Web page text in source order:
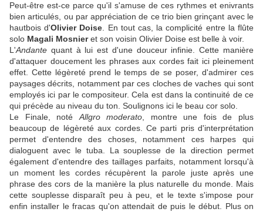
Peut-être est-ce parce qu'il s'amuse de ces rythmes et enivrants
bien articulés, ou par appréciation de ce trio bien grinçant avec le
hautbois d'Olivier Doise . En tout cas, la complicité entre la flûte
solo Magali Mosnieret son voisin Olivier Doise est belle à voir.
L'Andante quant à lui est d'une douceur infinie. Cette manière
d'attaquer doucement les phrases aux cordes fait ici pleinement
effet. Cette légèreté prend le temps de se poser, d'admirer ces
paysages décrits, notamment par ces cloches de vaches qui sont
employés ici par le compositeur. Cela est dans la continuité de ce
qui précède au niveau du ton. Soulignons ici le beau cor solo.
Le Finale, noté Allgro moderato , montre une fois de plus
beaucoup de légèreté aux cordes. Ce parti pris d'interprétation
permet d'entendre des choses, notamment ces harpes qui
dialoguent avec le tuba. La souplesse de la direction permet
également d'entendre des taillages parfaits, notamment lorsqu'à
un moment les cordes récupèrent la parole juste après une
phrase des cors de la manière la plus naturelle du monde. Mais
cette souplesse disparaît peu à peu, et le texte s'impose pour
enfin installer le fracas qu'on attendait de puis le début. Plus on